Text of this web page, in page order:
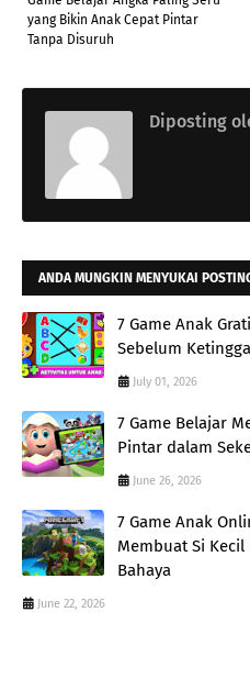
yang Bikin Anak Cepat Pintar
Tanpa Disuruh
Diposting
ANDA MUNGKIN MENYUKAI
7 Game Anak
Sebelum
July 01, 2026
7 Game Belajar
Pintar dalam
June 26, 2026
7 Game Anak
Membuat Si
Bahaya
June 22, 2026